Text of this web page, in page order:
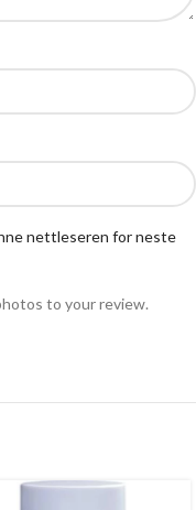
nettleseren for neste
to your review.